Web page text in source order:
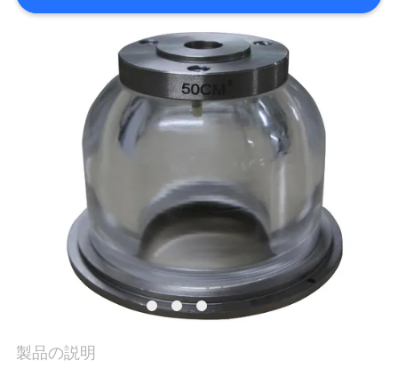
製品の説明